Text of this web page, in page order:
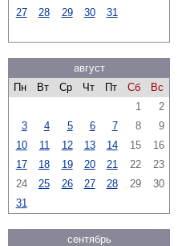
27
28 29 30 31
август
Пн
Вт Ср Чт Пт Сб
Вс
1
2
3
4 5 6 7 8
9
10
11 12 13 14 15
16
17
18 19 20 21 22
23
24
25 26 27 28 29
30
31
сентябрь